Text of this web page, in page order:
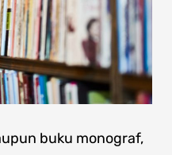
buku monograf,